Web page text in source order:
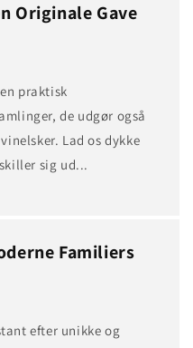
Originale Gave
praktisk
de udgør også
Lad os dykke
sig ud...
Familiers
efter unikke og